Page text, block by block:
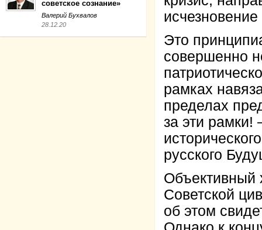
советское сознание»
Валерий Бухвалов
28.12.20
Это
совершенно
рамках
пределах
за эти рамки!
русского
Объективный
Советской
об этом